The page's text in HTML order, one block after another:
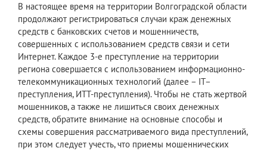
В настоящее время на территории Волгоградской области
продолжают регистрироваться случаи краж денежных
средств с банковских счетов и мошенничеств,
совершенных с использованием средств связи и сети
Интернет. Каждое 3-е преступление на территории
региона совершается с использованием информационно-
телекоммуникационных технологий (далее – IT–
преступления, ИТТ-преступления). Чтобы не стать жертвой
мошенников, а также не лишиться своих денежных
средств, обратите внимание на основные способы и
схемы совершения рассматриваемого вида преступлений,
при этом следует учесть, что приемы мошеннических